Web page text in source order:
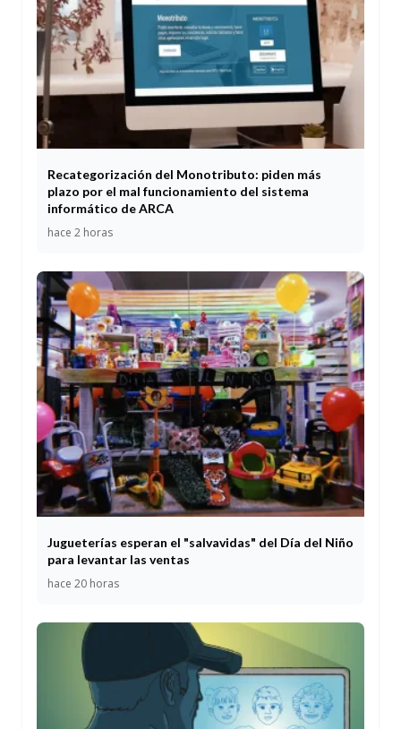
Recategorización del Monotributo: piden más
plazo por el mal funcionamiento del sistema
informático de ARCA
hace 2 horas
Jugueterías esperan el "salvavidas" del Día del Niño
para levantar las ventas
hace 20 horas